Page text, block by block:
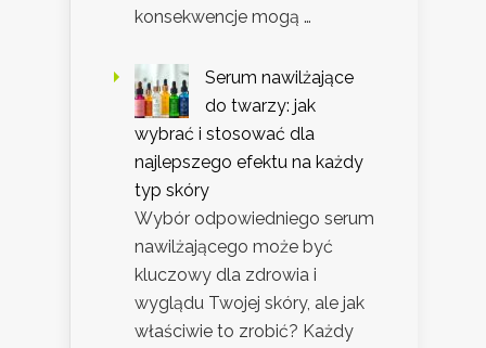
konsekwencje mogą …
Serum nawilżające
do twarzy: jak
wybrać i stosować dla
najlepszego efektu na każdy
typ skóry
Wybór odpowiedniego serum
nawilżającego może być
kluczowy dla zdrowia i
wyglądu Twojej skóry, ale jak
właściwie to zrobić? Każdy